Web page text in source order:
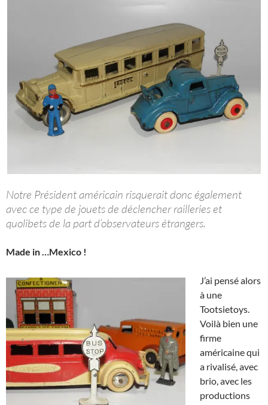
Notre Président américain risquerait donc également
avec ce type de jouets de déclencher railleries et
quolibets de la part d’observateurs étrangers.
Made in …Mexico !
J’ai pensé alors
à une
Tootsietoys.
Voilà bien une
firme
américaine qui
a rivalisé, avec
brio, avec les
productions